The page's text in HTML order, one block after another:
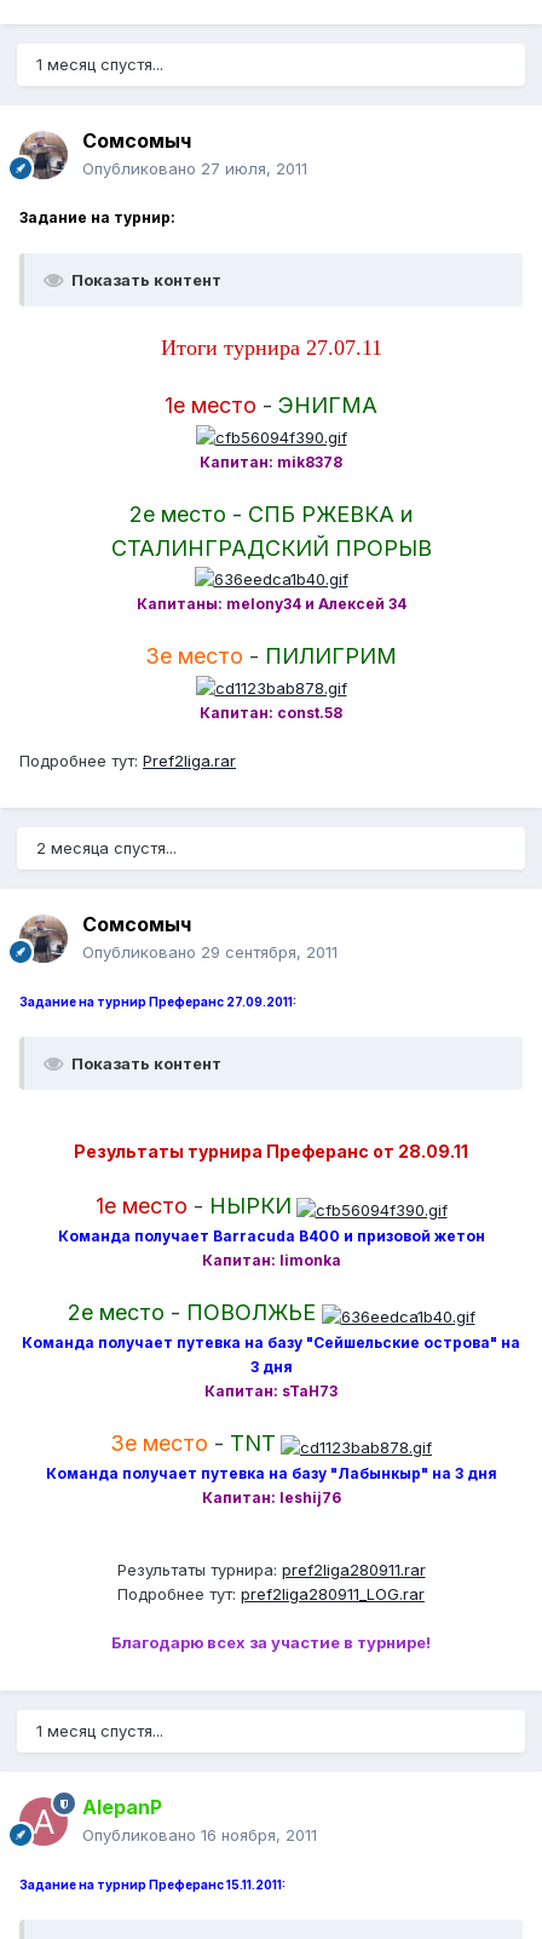
1 месяц спустя...
Сомсомыч
Опубликовано 27 июля, 2011
Задание на турнир:
Показать контент
Итоги турнира 27.07.11
1е место - ЭНИГМА
Капитан: mik8378
2е место - СПБ РЖЕВКА и
СТАЛИНГРАДСКИЙ ПРОРЫВ
Капитаны: melony34 и Алексей 34
3е место - ПИЛИГРИМ
Капитан: const.58
Подробнее тут: Pref2liga.rar
2 месяца спустя...
Сомсомыч
Опубликовано 29 сентября, 2011
Задание на турнир Преферанс 27.09.2011:
Показать контент
Результаты турнира Преферанс от 28.09.11
1е место - НЫРКИ
Команда получает Barracuda B400 и призовой жетон
Капитан: limonka
2е место - ПОВОЛЖЬЕ
Команда получает путевка на базу "Сейшельские острова" на
3 дня
Капитан: sTaH73
3е место - TNT
Команда получает путевка на базу "Лабынкыр" на 3 дня
Капитан: leshij76
Результаты турнира: pref2liga280911.rar
Подробнее тут: pref2liga280911_LOG.rar
Благодарю всех за участие в турнире!
1 месяц спустя...
AlepanP
Опубликовано 16 ноября, 2011
Задание на турнир Преферанс 15.11.2011: